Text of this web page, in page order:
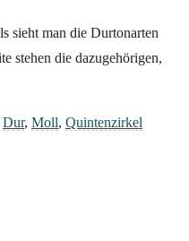
sieht man die Durtonarten
stehen die dazugehörigen,
Dur, Moll, Quintenzirkel